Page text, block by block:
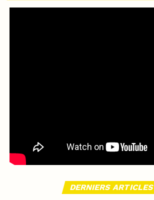
DERNIERS ARTICLES